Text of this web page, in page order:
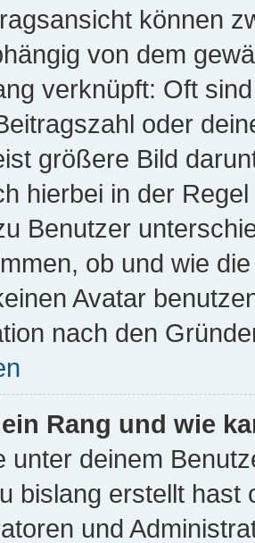
können
von dem
verknüpft: Oft
oder
größere Bild
hierbei in der
Benutzer
ob und wie
Avatar
nach den
Rang und wie
unter deinem
bislang erstellt
und